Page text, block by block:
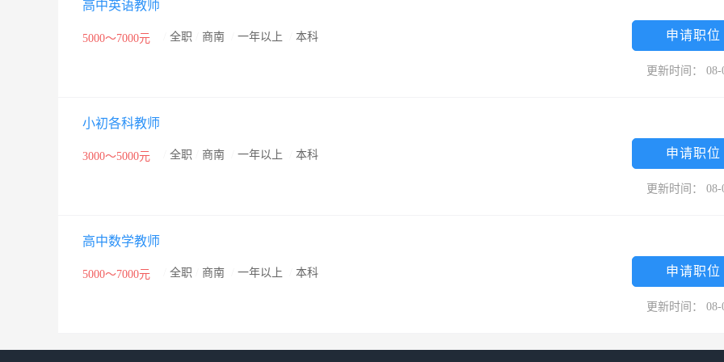
高中英语教师
5000～7000元 全职 商南 一年以上 本科 申请职位
更新时间： 08-
小初各科教师
3000～5000元 全职 商南 一年以上 本科 申请职位
更新时间： 08-
高中数学教师
5000～7000元 全职 商南 一年以上 本科 申请职位
更新时间： 08-